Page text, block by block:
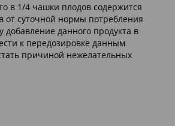
в 1/4 чашки плодов содержится
от суточной нормы потребления
добавление данного продукта в
к передозировке данным
причиной нежелательных